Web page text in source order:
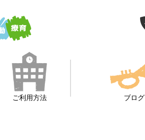
ご利用方法 ブログ